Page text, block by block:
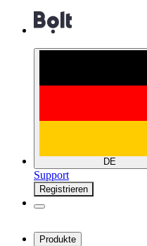
DE
Support
Registrieren
Produkte